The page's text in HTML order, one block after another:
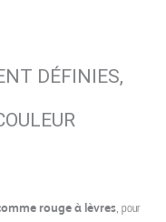
DÉFINIES,
rouge à lèvres , pour